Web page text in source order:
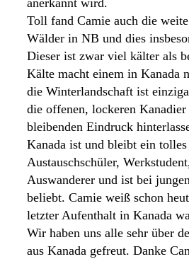
Toll fand Camie auch die
Wälder in NB und dies
Dieser ist zwar viel kälter als
Kälte macht einem in Kanada
die Winterlandschaft ist
die offenen, lockeren Kanadier
bleibenden Eindruck
Kanada ist und bleibt ein
Austauschschüler,
Auswanderer und ist bei
beliebt. Camie weiß schon
letzter Aufenthalt in Kanada
Wir haben uns alle sehr über
aus Kanada gefreut. Danke